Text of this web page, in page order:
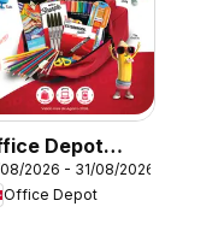
Depot
2026 - 31/08/2026
Office Depot